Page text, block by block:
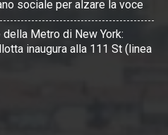
sociale per alzare la voce
Metro di New York:
inaugura alla 111 St (linea